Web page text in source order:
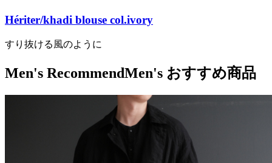
Hériter/khadi blouse col.ivory
すり抜ける風のように
Men's RecommendMen's おすすめ商品